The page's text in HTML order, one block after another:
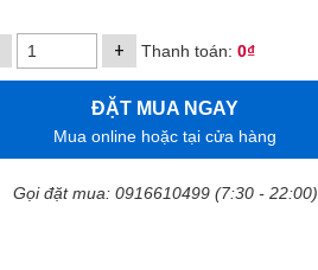
+ Thanh toán: 0₫
ĐẶT MUA NGAY
Mua online hoặc tại cửa hàng
Gọi đặt mua: 0916610499 (7:30 - 22:00)